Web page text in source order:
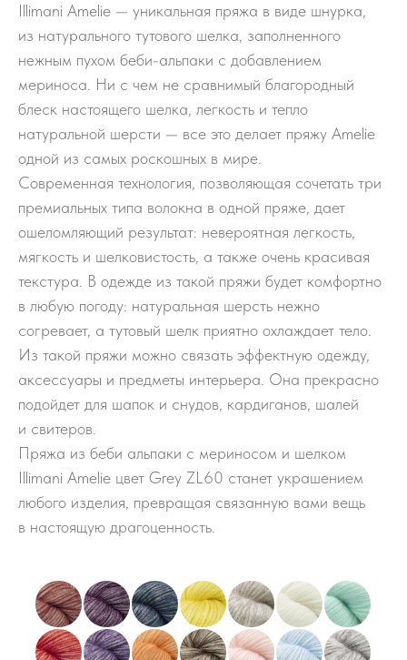
Illimani Amelie — уникальная пряжа в виде шнурка,
из натурального тутового шелка, заполненного
нежным пухом беби-альпаки с добавлением
мериноса. Ни с чем не сравнимый благородный
блеск настоящего шелка, легкость и тепло
натуральной шерсти — все это делает пряжу Amelie
одной из самых роскошных в мире.
Современная технология, позволяющая сочетать три
премиальных типа волокна в одной пряже, дает
ошеломляющий результат: невероятная легкость,
мягкость и шелковистость, а также очень красивая
текстура. В одежде из такой пряжи будет комфортно
в любую погоду: натуральная шерсть нежно
согревает, а тутовый шелк приятно охлаждает тело.
Из такой пряжи можно связать эффектную одежду,
аксессуары и предметы интерьера. Она прекрасно
подойдет для шапок и снудов, кардиганов, шалей
и свитеров.
Пряжа из беби альпаки с мериносом и шелком
Illimani Amelie цвет Grey ZL60 станет украшением
любого изделия, превращая связанную вами вещь
в настоящую драгоценность.